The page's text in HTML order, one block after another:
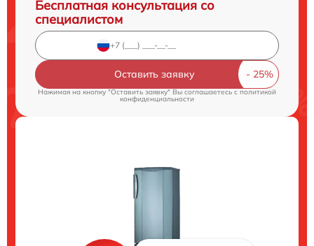
Бесплатная консультация со
специалистом
Оставить заявку
Нажимая на кнопку "Оставить заявку" Вы соглашаетесь cполитикой
конфиденциальности